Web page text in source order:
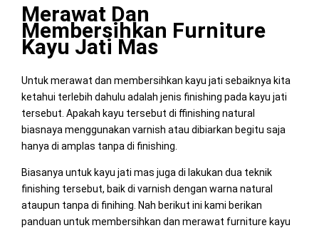
Merawat Dan
Membersihkan Furniture
Kayu Jati Mas
Untuk merawat dan membersihkan kayu jati sebaiknya kita
ketahui terlebih dahulu adalah jenis finishing pada kayu jati
tersebut. Apakah kayu tersebut di ffinishing natural
biasnaya menggunakan varnish atau dibiarkan begitu saja
hanya di amplas tanpa di finishing.
Biasanya untuk kayu jati mas juga di lakukan dua teknik
finishing tersebut, baik di varnish dengan warna natural
ataupun tanpa di finihing. Nah berikut ini kami berikan
panduan untuk membersihkan dan merawat furniture kayu